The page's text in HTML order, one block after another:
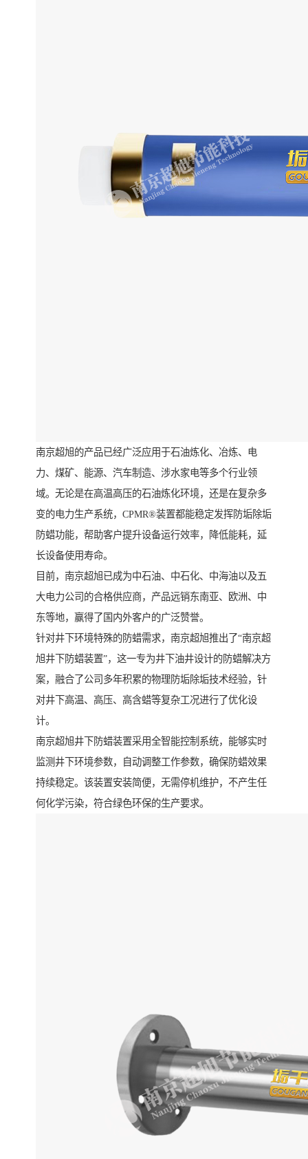
南京超旭的产品已经广泛应用于石油炼化、冶炼、电
力、煤矿、能源、汽车制造、涉水家电等多个行业领
域。无论是在高温高压的石油炼化环境，还是在复杂多
变的电力生产系统，CPMR®装置都能稳定发挥防垢除垢
防蜡功能，帮助客户提升设备运行效率，降低能耗，延
长设备使用寿命。
目前，南京超旭已成为中石油、中石化、中海油以及五
大电力公司的合格供应商，产品远销东南亚、欧洲、中
东等地，赢得了国内外客户的广泛赞誉。
针对井下环境特殊的防蜡需求，南京超旭推出了“南京超
旭井下防蜡装置”，这一专为井下油井设计的防蜡解决方
案，融合了公司多年积累的物理防垢除垢技术经验，针
对井下高温、高压、高含蜡等复杂工况进行了优化设
计。
南京超旭井下防蜡装置采用全智能控制系统，能够实时
监测井下环境参数，自动调整工作参数，确保防蜡效果
持续稳定。该装置安装简便，无需停机维护，不产生任
何化学污染，符合绿色环保的生产要求。